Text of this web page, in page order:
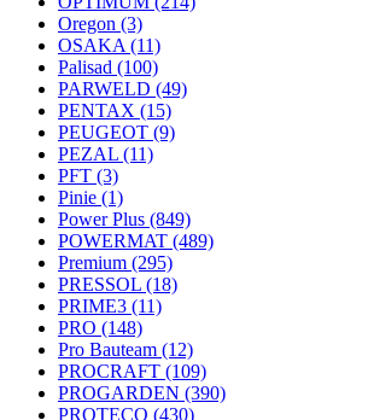
Oregon (3)
OSAKA (11)
Palisad (100)
PARWELD (49)
PENTAX (15)
PEUGEOT (9)
PEZAL (11)
PFT (3)
Pinie (1)
Power Plus (849)
POWERMAT (489)
Premium (295)
PRESSOL (18)
PRIME3 (11)
PRO (148)
Pro Bauteam (12)
PROCRAFT (109)
PROGARDEN (390)
PROTECO (430)